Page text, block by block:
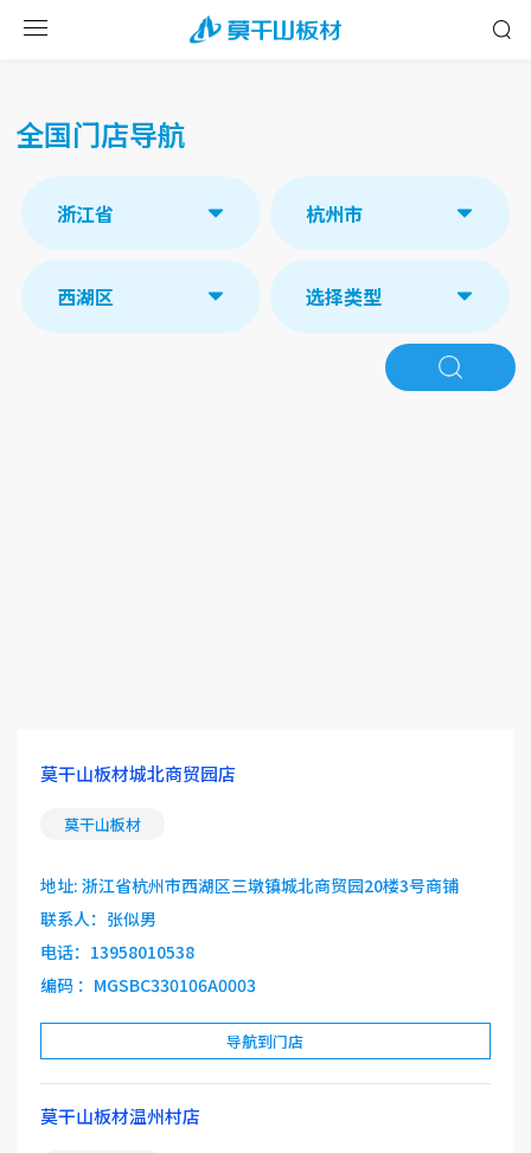
全国门店导航
莫干山板材城北商贸园店
莫干山板材
地址: 浙江省杭州市西湖区三墩镇城北商贸园20楼3号商铺
联系人：张似男
电话：13958010538
编码 ：MGSBC330106A0003
导航到门店
莫干山板材温州村店